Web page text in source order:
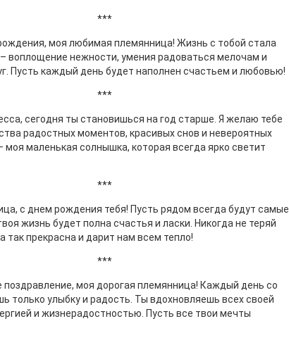
***
моя любимая племянница! Жизнь с тобой стала
воплощение нежности, умения радоваться мелочам и
Пусть каждый день будет наполнен счастьем и любовью!
***
сегодня ты становишься на год старше. Я желаю тебе
радостных моментов, красивых снов и невероятных
моя маленькая солнышка, которая всегда ярко светит
***
с днем рождения тебя! Пусть рядом всегда будут самые
жизнь будет полна счастья и ласки. Никогда не теряй
так прекрасна и дарит нам всем тепло!
***
поздравление, моя дорогая племянница! Каждый день со
только улыбку и радость. Ты вдохновляешь всех своей
и жизнерадостностью. Пусть все твои мечты